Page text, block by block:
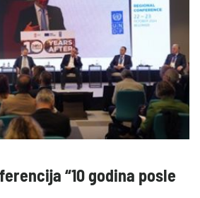
“10 godina posle